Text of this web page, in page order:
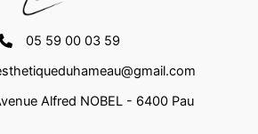
05 59 00 03 59
Alfred NOBEL - 6400 Pau